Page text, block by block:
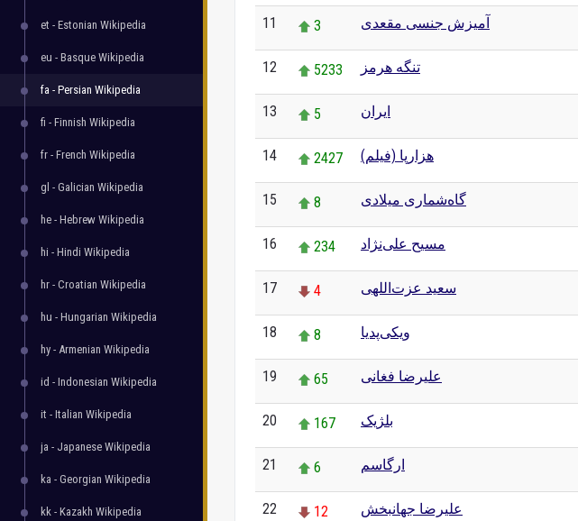
et - Estonian Wikipedia
eu - Basque Wikipedia
fa - Persian Wikipedia
fi - Finnish Wikipedia
fr - French Wikipedia
gl - Galician Wikipedia
he - Hebrew Wikipedia
hi - Hindi Wikipedia
hr - Croatian Wikipedia
hu - Hungarian Wikipedia
hy - Armenian Wikipedia
id - Indonesian Wikipedia
it - Italian Wikipedia
ja - Japanese Wikipedia
ka - Georgian Wikipedia
kk - Kazakh Wikipedia
11 3 آمیزش جنسی مقعدی
12 5233 تنگه هرمز
13 5 ایران
14 2427 هزارپا (فیلم)
15 8 گاه‌شماری میلادی
16 234 مسیح علی‌نژاد
17 4 سعید عزت‌اللهی
18 8 ویکی‌پدیا
19 65 علیرضا فغانی
20 167 بلژیک
21 6 ارگاسم
22 12 علیرضا جهانبخش